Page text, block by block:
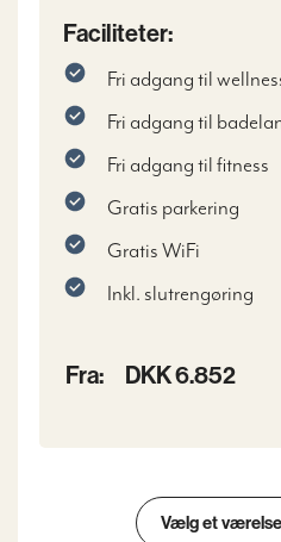
Faciliteter:
Fri adgang til
Fri adgang til
Fri adgang til fitness
Gratis parkering
Gratis WiFi
Inkl. slutrengøring
Fra: DKK 6.852
Vælg et